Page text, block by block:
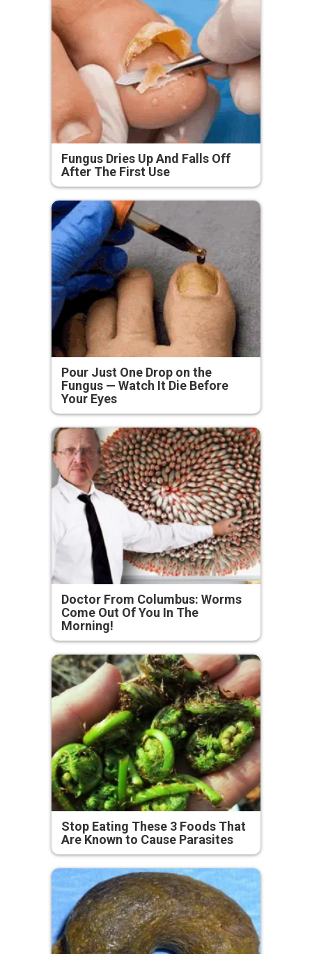
Fungus Dries Up And Falls Off
After The First Use
Pour Just One Drop on the
Fungus — Watch It Die Before
Your Eyes
Doctor From Columbus: Worms
Come Out Of You In The
Morning!
Stop Eating These 3 Foods That
Are Known to Cause Parasites